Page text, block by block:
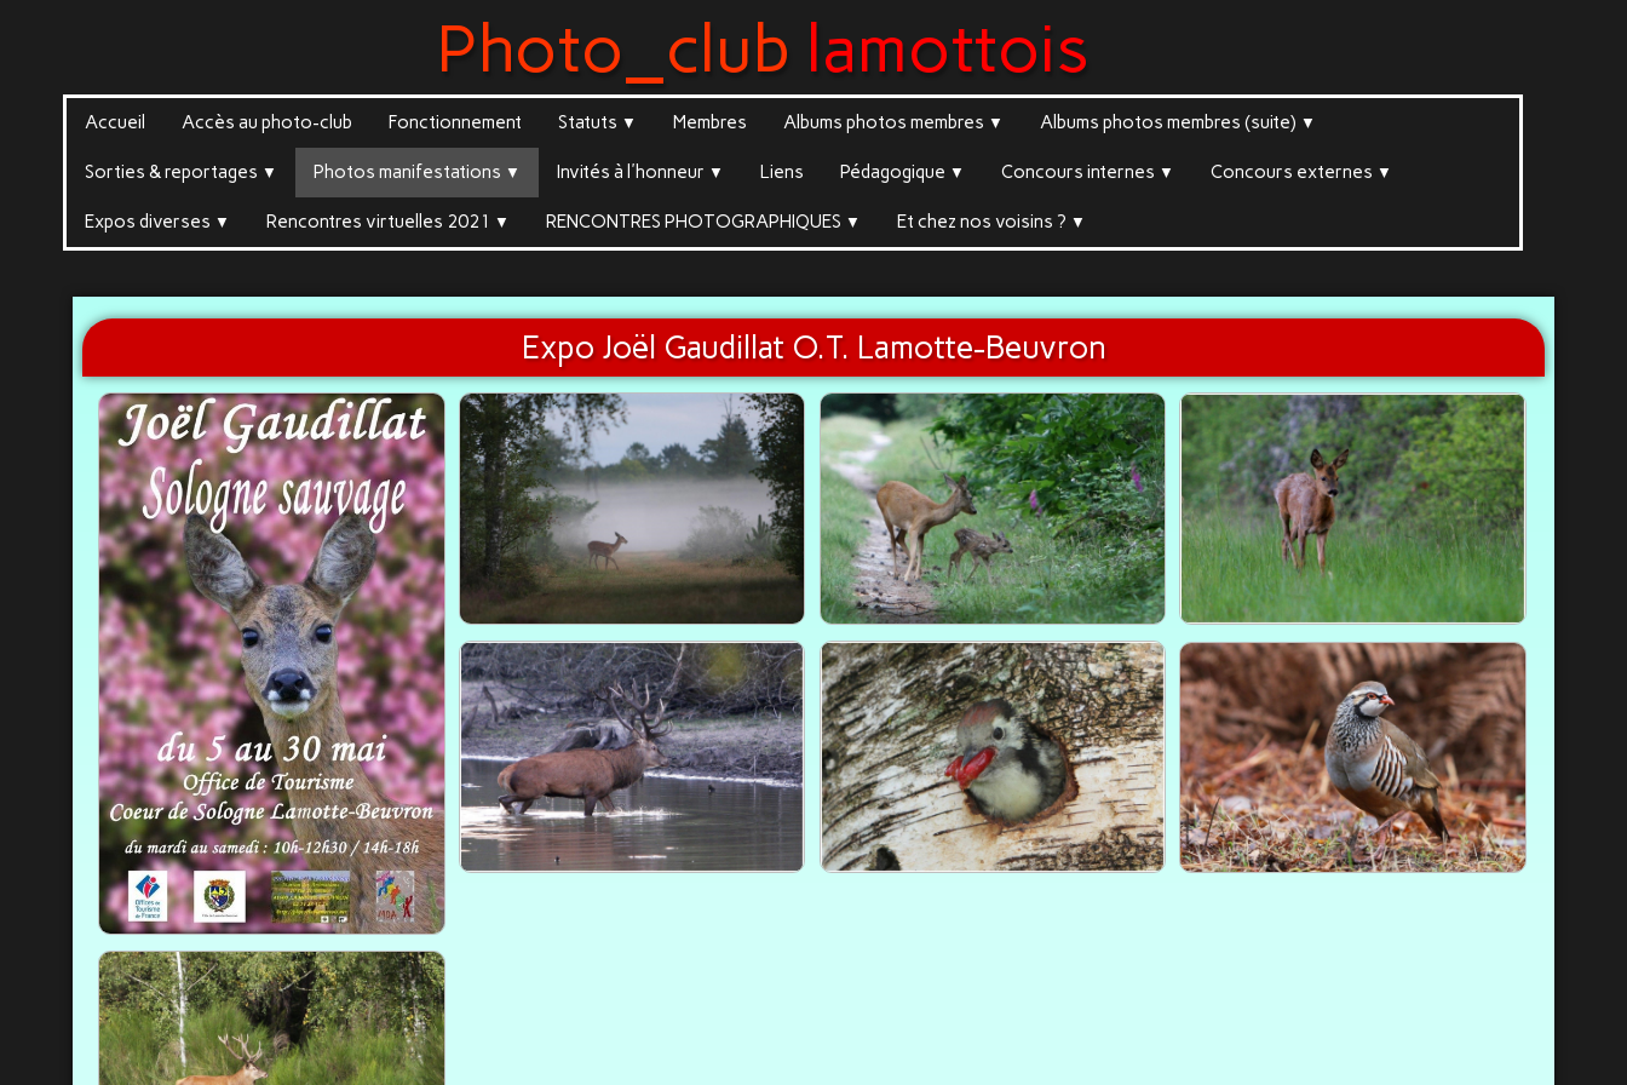
Photo_club lamottois
Accueil Accès au photo-club Fonctionnement Statuts ▼ Membres Albums photos membres ▼ Albums photos membres (suite) ▼
Sorties & reportages ▼ Photos manifestations ▼ Invités à l'honneur ▼ Liens Pédagogique ▼ Concours internes ▼ Concours externes ▼
Expos diverses ▼ Rencontres virtuelles 2021 ▼ RENCONTRES PHOTOGRAPHIQUES ▼ Et chez nos voisins ? ▼
Expo Joël Gaudillat O.T. Lamotte-Beuvron